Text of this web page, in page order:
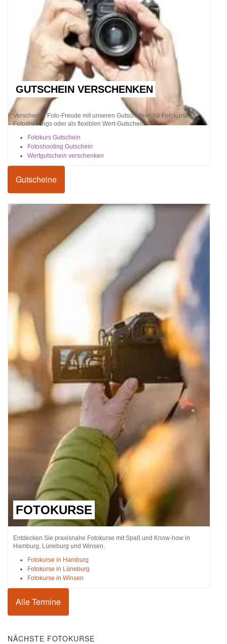
GUTSCHEIN VERSCHENKEN
Verschenke Foto-Freude mit unseren Gutscheinen für Fotokurse,
Fotoshootings oder als flexiblen Wert-Gutschein!
Fotokurs Gutschein
Fotoshooting Gutschein
Wertgutschein verschenken
Gutscheine
FOTOKURSE
Entdecken Sie praxisnahe Fotokurse mit Spaß und Know-how in
Hamburg, Lüneburg und Winsen.
Fotokurse in Hamburg
Fotokurse in Lüneburg
Fotokurse in Winsen
Alle Termine
NÄCHSTE FOTOKURSE